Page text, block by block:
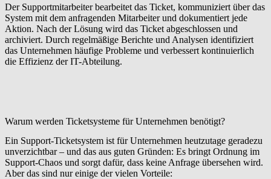
Der Supportmitarbeiter bearbeitet das Ticket, kommuniziert über das
System mit dem anfragenden Mitarbeiter und dokumentiert jede
Aktion. Nach der Lösung wird das Ticket abgeschlossen und
archiviert. Durch regelmäßige Berichte und Analysen identifiziert
das Unternehmen häufige Probleme und verbessert kontinuierlich
die Effizienz der IT-Abteilung.
Warum werden Ticketsysteme für Unternehmen benötigt?
Ein Support-Ticketsystem ist für Unternehmen heutzutage geradezu
unverzichtbar – und das aus guten Gründen: Es bringt Ordnung im
Support-Chaos und sorgt dafür, dass keine Anfrage übersehen wird.
Aber das sind nur einige der vielen Vorteile: